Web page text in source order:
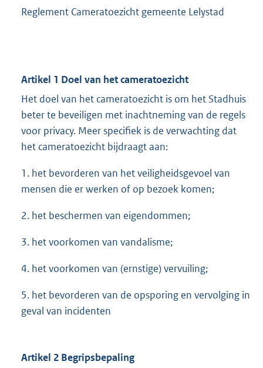
Reglement Cameratoezicht gemeente Lelystad
Artikel 1 Doel van het cameratoezicht
Het doel van het cameratoezicht is om het Stadhuis
beter te beveiligen met inachtneming van de regels
voor privacy. Meer specifiek is de verwachting dat
het cameratoezicht bijdraagt aan:
1. het bevorderen van het veiligheidsgevoel van
mensen die er werken of op bezoek komen;
2. het beschermen van eigendommen;
3. het voorkomen van vandalisme;
4. het voorkomen van (ernstige) vervuiling;
5. het bevorderen van de opsporing en vervolging in
geval van incidenten
Artikel 2 Begripsbepaling